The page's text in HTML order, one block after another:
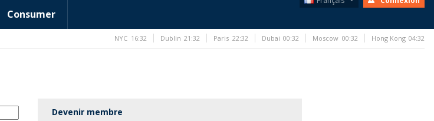
Consumer
Devenir membre
NYC 16:32 Dublin 21:32 Paris 22:32 Dubai 00:32 Moscow 00:32 Hong Kong 04:32